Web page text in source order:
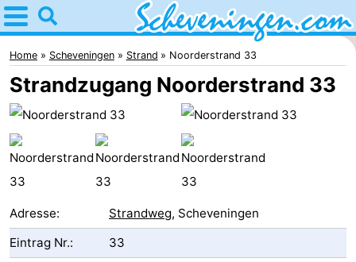
Home
Scheveningen
Tipps
kindern
Übernachten
-
Home Scheveningen Strand Noorderstrand 33
Strandzugang Noorderstrand 33
Adresse: Strandweg, Scheveningen
Eintrag Nr.:
33